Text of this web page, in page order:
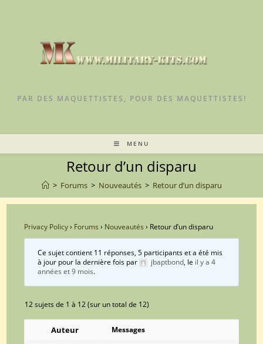
PAR DES MAQUETTISTES, POUR DES MAQUETTISTES!
MENU
Retour d’un disparu
> Forums > Nouveautés > Retour d’un disparu
Privacy Policy› Forums › Nouveautés › Retour d’un disparu
Ce sujet contient 11 réponses, 5 participants et a été mis
à jour pour la dernière fois par
jbaptbond, le il y a 4
années et 9 mois.
12 sujets de 1 à 12 (sur un total de 12)
Auteur
Messages